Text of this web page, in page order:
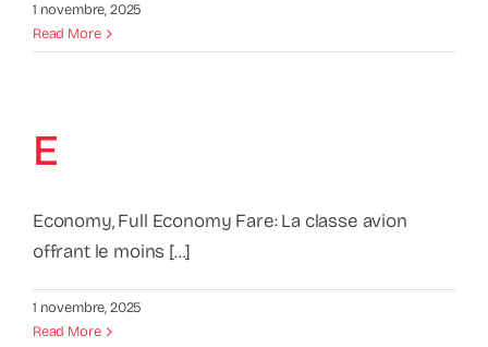
Français
1 novembre, 2025
Read More
E
Economy, Full Economy Fare: La classe avion
offrant le moins [...]
1 novembre, 2025
Read More